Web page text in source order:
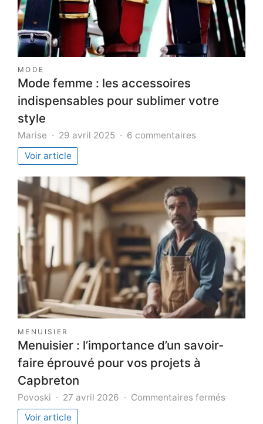
MODE
Mode femme : les accessoires
indispensables pour sublimer votre
style
Marise 29 avril 2025 6 commentaires
accessoires
indispensables
pour
sublimer
votre
style
Voir article
MENUISIER
Menuisier : l’importance d’un savoir-
faire éprouvé pour vos projets à
Capbreton
Povoski 27 avril 2026 Commentaires fermés
Voir article